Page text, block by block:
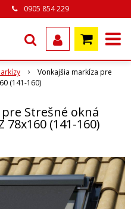
0905 854 229
Vonkajšia markíza pre
(141-160)
Strešné okná
(141-160)